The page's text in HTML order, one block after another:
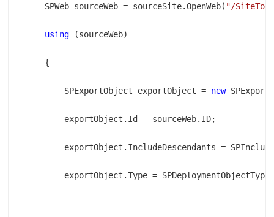
    SPWeb sourceWeb = sourceSite.OpenWeb(
"/
using
        SPExportObject exportObject =
new